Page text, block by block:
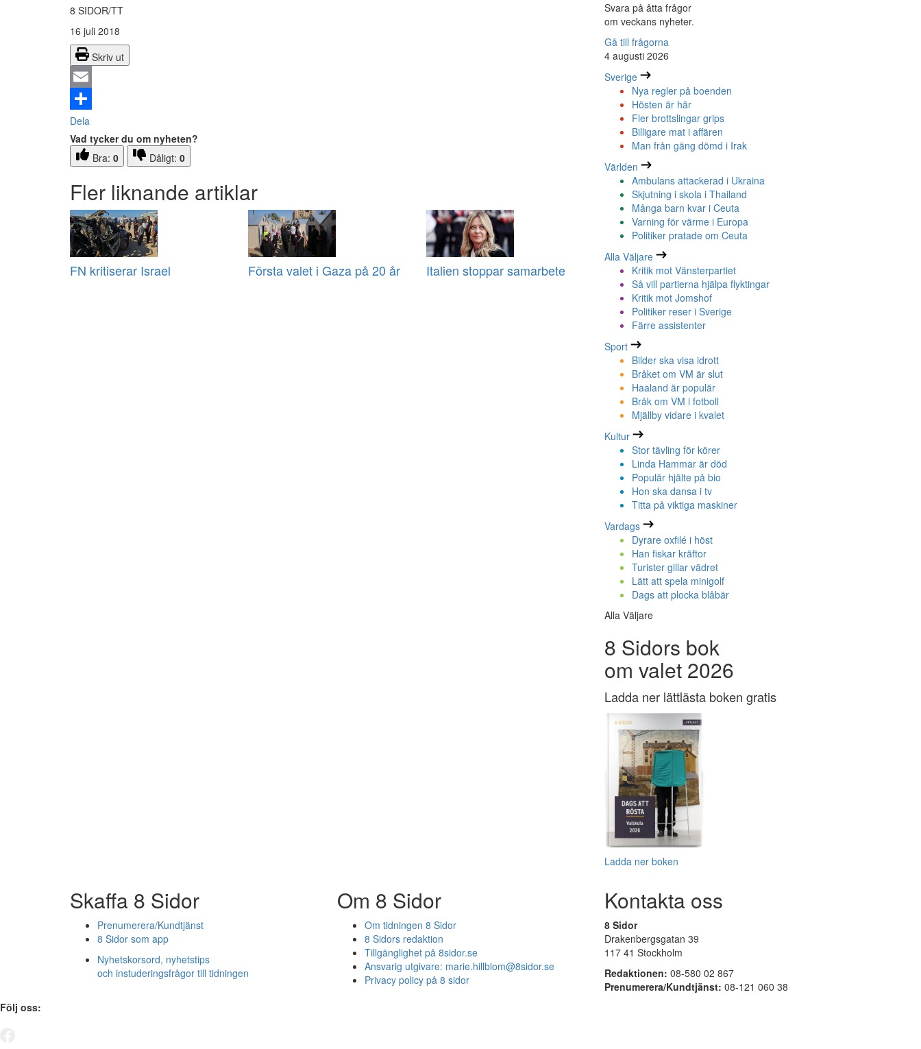
8 SIDOR/TT
16 juli 2018
Skriv ut
Email
Dela
Vad tycker du om nyheten?
Bra: 0 Dåligt: 0
Fler liknande artiklar
FN kritiserar Israel Första valet i Gaza på 20 år Italien stoppar samarbete
Svara på åtta frågor
om veckans nyheter.
Gå till frågorna
4 augusti 2026
Sverige
Nya regler på boenden
Hösten är här
Fler brottslingar grips
Billigare mat i affären
Man från gäng dömd i Irak
Världen
Ambulans attackerad i Ukraina
Skjutning i skola i Thailand
Många barn kvar i Ceuta
Varning för värme i Europa
Politiker pratade om Ceuta
Alla Väljare
Kritik mot Vänsterpartiet
Så vill partierna hjälpa flyktingar
Kritik mot Jomshof
Politiker reser i Sverige
Färre assistenter
Sport
Bilder ska visa idrott
Bråket om VM är slut
Haaland är populär
Bråk om VM i fotboll
Mjällby vidare i kvalet
Kultur
Stor tävling för körer
Linda Hammar är död
Populär hjälte på bio
Hon ska dansa i tv
Titta på viktiga maskiner
Vardags
Dyrare oxfilé i höst
Han fiskar kräftor
Turister gillar vädret
Lätt att spela minigolf
Dags att plocka blåbär
Alla Väljare
8 Sidors bok
om valet 2026
Ladda ner lättlästa boken gratis
Ladda ner boken
Skaffa 8 Sidor
Prenumerera/Kundtjänst
8 Sidor som app
Nyhetskorsord, nyhetstips
och instuderingsfrågor till tidningen
Om 8 Sidor
Om tidningen 8 Sidor
8 Sidors redaktion
Tillgänglighet på 8sidor.se
Ansvarig utgivare: marie.hillblom@8sidor.se
Privacy policy på 8 sidor
Kontakta oss
8 Sidor
Drakenbergsgatan 39
117 41 Stockholm
Redaktionen: 08-580 02 867
Prenumerera/Kundtjänst: 08-121 060 38
Följ oss: